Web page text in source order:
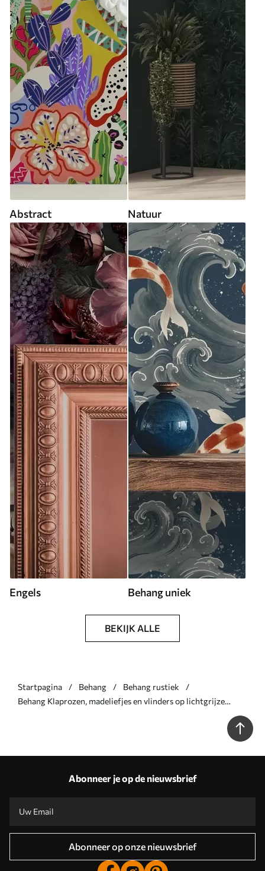
Abstract Natuur
Engels Behang uniek
BEKIJK ALLE
Startpagina Behang
Behang rustiek
Behang Klaprozen, madeliefjes en vlinders op lichtgrijze
Abonneer je op de nieuwsbrief
Abonneer op onze nieuwsbrief